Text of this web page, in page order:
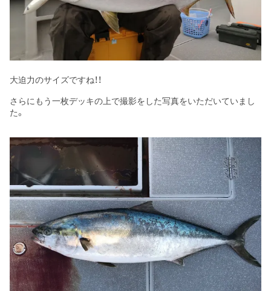
大迫力のサイズですね！！
さらにもう一枚デッキの上で撮影をした写真をいただいていまし
た。